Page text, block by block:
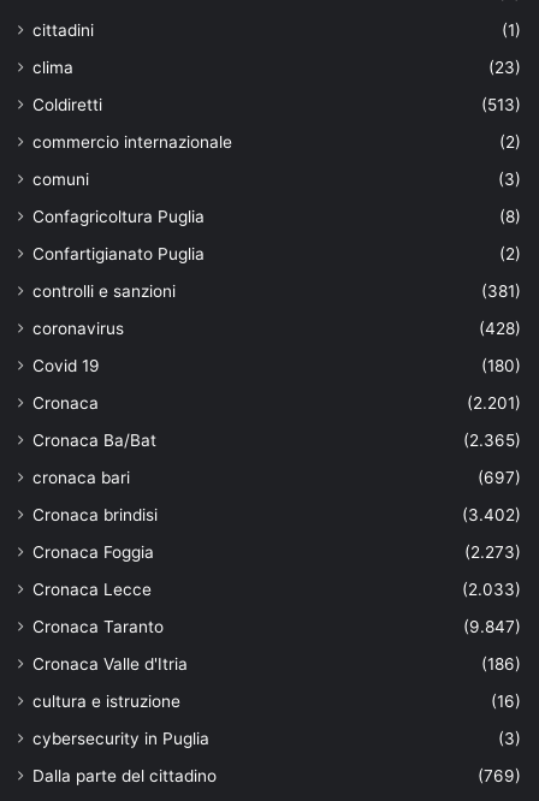
cittadini
(1)
clima
(23)
Coldiretti
(513)
commercio internazionale
(2)
comuni
(3)
Confagricoltura Puglia
(8)
Confartigianato Puglia
(2)
controlli e sanzioni
(381)
coronavirus
(428)
Covid 19
(180)
Cronaca
(2.201)
Cronaca Ba/Bat
(2.365)
cronaca bari
(697)
Cronaca brindisi
(3.402)
Cronaca Foggia
(2.273)
Cronaca Lecce
(2.033)
Cronaca Taranto
(9.847)
Cronaca Valle d'Itria
(186)
cultura e istruzione
(16)
cybersecurity in Puglia
(3)
Dalla parte del cittadino
(769)